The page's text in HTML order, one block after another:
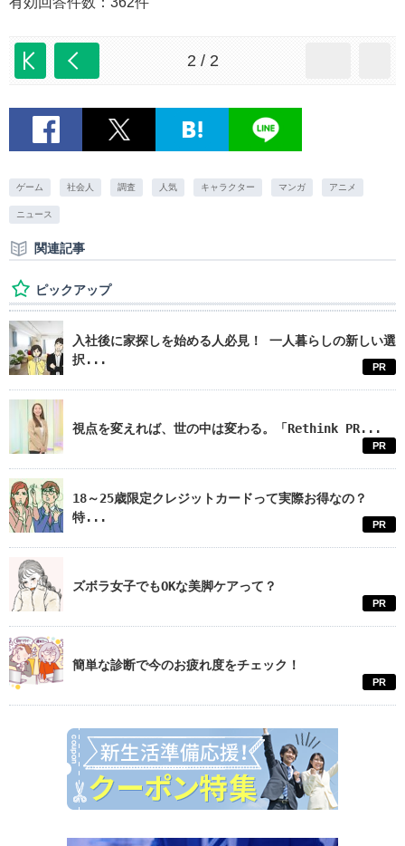
2 / 2
ゲーム 社会人 調査 人気 キャラクター マンガ アニメ
ニュース
関連記事
ピックアップ
入社後に家探しを始める人必見！ 一人暮らしの新しい選
択...
PR
視点を変えれば、世の中は変わる。「Rethink PR...
PR
18～25歳限定クレジットカードって実際お得なの？
特...
PR
ズボラ女子でもOKな美脚ケアって？
PR
簡単な診断で今のお疲れ度をチェック！
PR